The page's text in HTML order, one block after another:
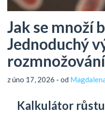
Jak se množí
Jednoduchý
rozmnožování
z úno 17, 2026 - od
Kalkulátor